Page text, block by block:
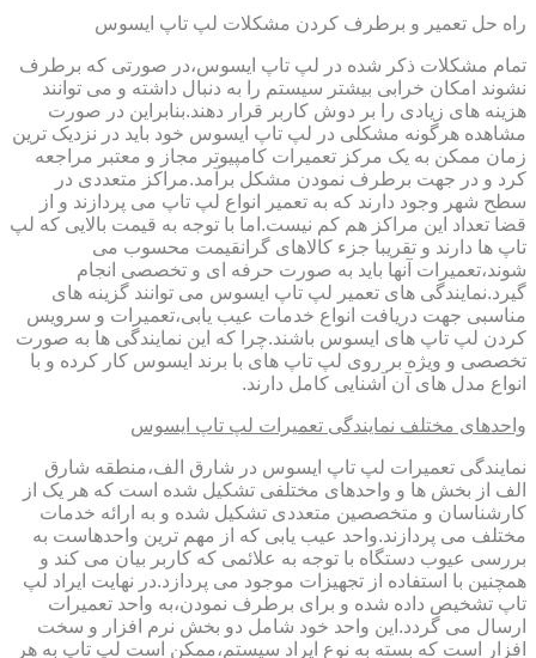
راه حل تعمیر و برطرف کردن مشکلات لپ تاپ ایسوس
تمام مشکلات ذکر شده در لپ تاپ ایسوس،در صورتی که برطرف
نشوند امکان خرابی بیشتر سیستم را به دنبال داشته و می توانند
هزینه های زیادی را بر دوش کاربر قرار دهند.بنابراین در صورت
مشاهده هرگونه مشکلی در لپ تاپ ایسوس خود باید در نزدیک ترین
زمان ممکن به یک مرکز تعمیرات کامپیوتر مجاز و معتبر مراجعه
کرد و در جهت برطرف نمودن مشکل برآمد.مراکز متعددی در
سطح شهر وجود دارند که به تعمیر انواع لپ تاپ می پردازند و از
قضا تعداد این مراکز هم کم نیست.اما با توجه به قیمت بالایی که لپ
تاپ ها دارند و تقریبا جزء کالاهای گرانقیمت محسوب می
شوند،تعمیرات آنها باید به صورت حرفه ای و تخصصی انجام
گیرد.نمایندگی های تعمیر لپ تاپ ایسوس می توانند گزینه های
مناسبی جهت دریافت انواع خدمات عیب یابی،تعمیرات و سرویس
کردن لپ تاپ های ایسوس باشند.چرا که این نمایندگی ها به صورت
تخصصی و ویژه بر روی لپ تاپ های با برند ایسوس کار کرده و با
انواع مدل های آن آشنایی کامل دارند.
واحدهای مختلف نمایندگی تعمیرات لپ تاپ ایسوس
نمایندگی تعمیرات لپ تاپ ایسوس در شارق الف،منطقه شارق
الف از بخش ها و واحدهای مختلفی تشکیل شده است که هر یک از
کارشناسان و متخصصین متعددی تشکیل شده و به ارائه خدمات
مختلف می پردازند.واحد عیب یابی که از مهم ترین واحدهاست به
بررسی عیوب دستگاه با توجه به علائمی که کاربر بیان می کند و
همچنین با استفاده از تجهیزات موجود می پردازد.در نهایت ایراد لپ
تاپ تشخیص داده شده و برای برطرف نمودن،به واحد تعمیرات
ارسال می گردد.این واحد خود شامل دو بخش نرم افزار و سخت
افزار است که بسته به نوع ایراد سیستم،ممکن است لپ تاپ به هر